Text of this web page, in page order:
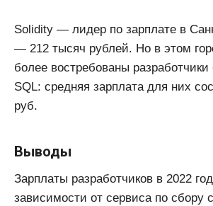
Solidity — лидер по зарплате в
— 212 тысяч рублей. Но в этом
более востребованы
SQL: средняя зарплата для них
руб.
Выводы
Зарплаты разработчиков в 2022
зависимости от сервиса по сбору